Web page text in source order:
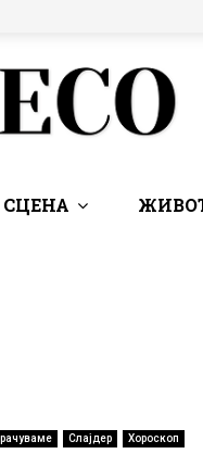
СЦЕНА
Слајдер Хороскоп